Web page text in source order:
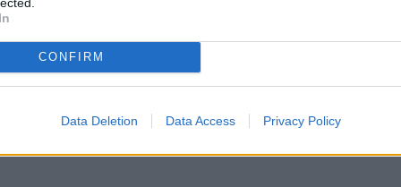
CONFIRM
Data Deletion Data Access Privacy Policy
Η 46χρονη γιατρός με τον θάνατό της
συναδέλφους H άτυχη γυναίκα, δούλευε στην